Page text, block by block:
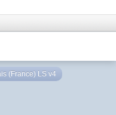
(France) LS v4